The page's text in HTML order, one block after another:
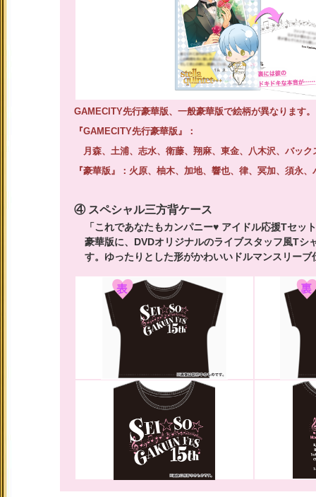
GAMECITY先行豪華版、一般豪華版で絵柄が異なります。
『GAMECITY先行豪華版』：
月森、土浦、志水、衛藤、翔麻、東金、八木沢、バック
『豪華版』：火原、柚木、加地、響也、律、冥加、須永
④ スペシャル三方背ケース
「これであなたもカンパニー♥ アイドル応援Tセッ
豪華版に、DVDオリジナルのライブスタッフ風Tシ
す。ゆったりとした形がかわいいドルマンスリー